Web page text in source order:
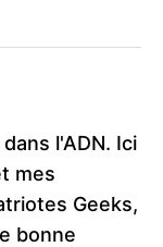
l'ADN. Ici
mes
Geeks,
bonne